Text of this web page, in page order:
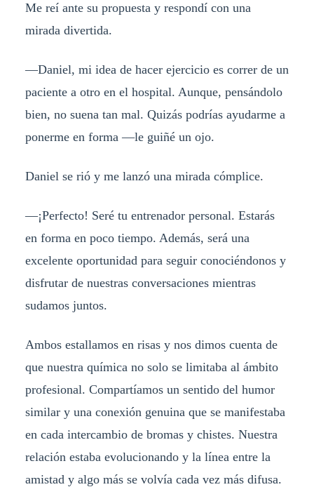
Me reí ante su propuesta y respondí con una
mirada divertida.
—Daniel, mi idea de hacer ejercicio es correr de un
paciente a otro en el hospital. Aunque, pensándolo
bien, no suena tan mal. Quizás podrías ayudarme a
ponerme en forma —le guiñé un ojo.
Daniel se rió y me lanzó una mirada cómplice.
—¡Perfecto! Seré tu entrenador personal. Estarás
en forma en poco tiempo. Además, será una
excelente oportunidad para seguir conociéndonos y
disfrutar de nuestras conversaciones mientras
sudamos juntos.
Ambos estallamos en risas y nos dimos cuenta de
que nuestra química no solo se limitaba al ámbito
profesional. Compartíamos un sentido del humor
similar y una conexión genuina que se manifestaba
en cada intercambio de bromas y chistes. Nuestra
relación estaba evolucionando y la línea entre la
amistad y algo más se volvía cada vez más difusa.